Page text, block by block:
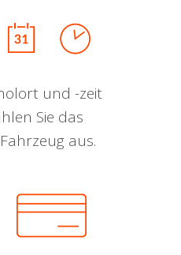
und -zeit
Sie das
aus.